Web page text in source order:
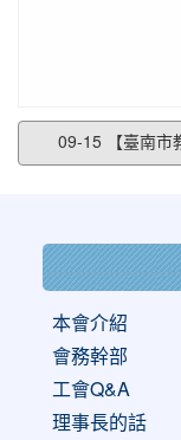
09-15 【臺南市
本會介紹
會務幹部
工會Q&A
理事長的話